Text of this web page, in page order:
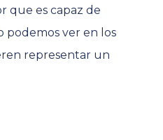
que es capaz de
podemos ver en los
representar un